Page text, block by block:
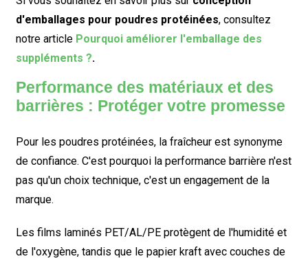
d'emballages pour poudres protéinées, consultez
notre article Pourquoi améliorer l'emballage des
suppléments ?.
Performance des matériaux et des
barrières : Protéger votre promesse
Pour les poudres protéinées, la fraîcheur est synonyme
de confiance. C'est pourquoi la performance barrière n'est
pas qu'un choix technique, c'est un engagement de la
marque.
Les films laminés PET/AL/PE protègent de l'humidité et
de l'oxygène, tandis que le papier kraft avec couches de